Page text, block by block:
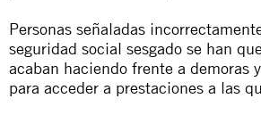
Personas señaladas
seguridad social sesgado se han
acaban haciendo frente a demoras
para acceder a prestaciones a las